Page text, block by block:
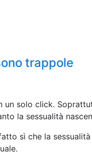
trappole
solo click.
la sessualità
sì che la